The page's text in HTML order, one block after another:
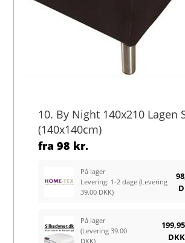
10. By Night 140x210 Lagen
(140x140cm)
fra98 kr.
På lager
Levering: 1-2 dage(Levering
39.00 DKK)
På lager
(Levering 39.00
DKK)
199,95
DKK